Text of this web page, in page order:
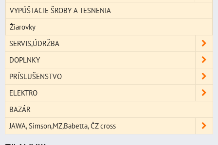
VYPÚŠTACIE ŠROBY A TESNENIA
Žiarovky
SERVIS,ÚDRŽBA
DOPLNKY
PRÍSLUŠENSTVO
ELEKTRO
BAZÁR
JAWA, Simson,MZ,Babetta, ČZ cross